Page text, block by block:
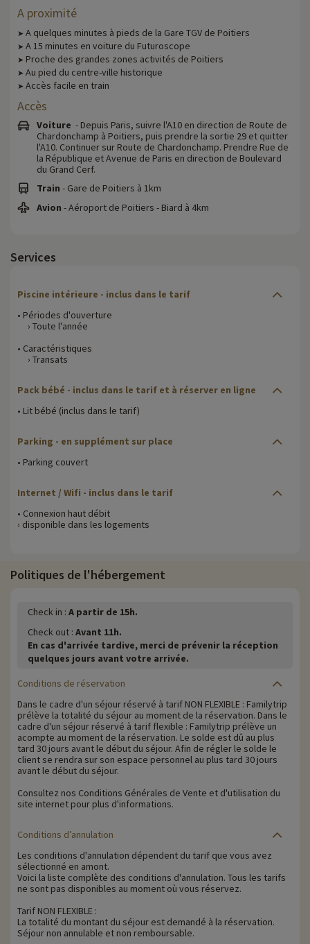
A proximité
➤ A quelques minutes à pieds de la Gare TGV de Poitiers
➤ A 15 minutes en voiture du Futuroscope
➤ Proche des grandes zones activités de Poitiers
➤ Au pied du centre-ville historique
➤ Accès facile en train
Accès
Voiture - Depuis Paris, suivre l'A10 en direction de Route de
Chardonchamp à Poitiers, puis prendre la sortie 29 et quitter
l'A10. Continuer sur Route de Chardonchamp. Prendre Rue de
la République et Avenue de Paris en direction de Boulevard
du Grand Cerf.
Train - Gare de Poitiers à 1km
Avion - Aéroport de Poitiers - Biard à 4km
Services
Piscine intérieure - inclus dans le tarif
• Périodes d'ouverture
› Toute l'année
• Caractéristiques
› Transats
Pack bébé - inclus dans le tarif et à réserver en ligne
• Lit bébé (inclus dans le tarif)
Parking - en supplément sur place
• Parking couvert
Internet / Wifi - inclus dans le tarif
• Connexion haut débit
› disponible dans les logements
Politiques de l'hébergement
Check in : A partir de 15h.
Check out : Avant 11h.
En cas d'arrivée tardive, merci de prévenir la réception
quelques jours avant votre arrivée.
Conditions de réservation
Dans le cadre d'un séjour réservé à tarif NON FLEXIBLE : Familytrip
prélève la totalité du séjour au moment de la réservation. Dans le
cadre d'un séjour réservé à tarif flexible : Familytrip prélève un
acompte au moment de la réservation. Le solde est dû au plus
tard 30 jours avant le début du séjour. Afin de régler le solde le
client se rendra sur son espace personnel au plus tard 30 jours
avant le début du séjour.
Consultez nos Conditions Générales de Vente et d'utilisation du
site internet pour plus d'informations.
Conditions d’annulation
Les conditions d'annulation dépendent du tarif que vous avez
sélectionné en amont.
Voici la liste complète des conditions d'annulation. Tous les tarifs
ne sont pas disponibles au moment où vous réservez.
Tarif NON FLEXIBLE :
La totalité du montant du séjour est demandé à la réservation.
Séjour non annulable et non remboursable.